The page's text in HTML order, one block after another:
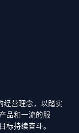
经营理念，以踏实
品和一流的服
标持续奋斗。